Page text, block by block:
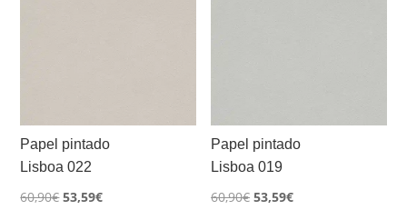
Papel pintado
Lisboa 022
60,90€El
53,59€El
Papel pintado
Lisboa 019
60,90€ El
53,59€El